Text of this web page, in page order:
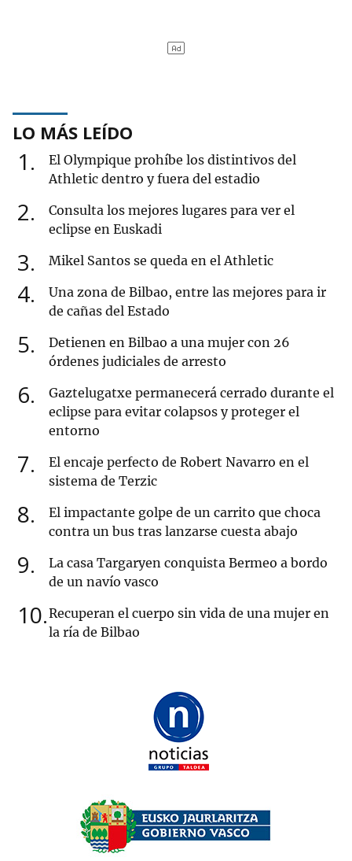
LO MÁS LEÍDO
1
El Olympique prohíbe los distintivos del
Athletic dentro y fuera del estadio
2
Consulta los mejores lugares para ver el
eclipse en Euskadi
3 Mikel Santos se queda en el Athletic
4
Una zona de Bilbao, entre las mejores para ir
de cañas del Estado
5
Detienen en Bilbao a una mujer con 26
órdenes judiciales de arresto
6
Gaztelugatxe permanecerá cerrado durante el
eclipse para evitar colapsos y proteger el
entorno
7
El encaje perfecto de Robert Navarro en el
sistema de Terzic
8
El impactante golpe de un carrito que choca
contra un bus tras lanzarse cuesta abajo
9
La casa Targaryen conquista Bermeo a bordo
de un navío vasco
10 Recuperan el cuerpo sin vida de una mujer en
la ría de Bilbao